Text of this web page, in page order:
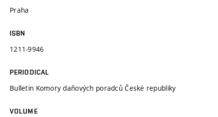
Praha
ISBN
1211-9946
PERIODICAL
Bulletin Komory daňových poradců České republiky
VOLUME